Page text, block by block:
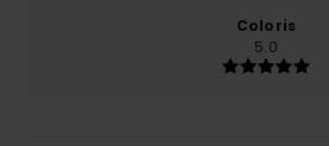
Coloris
5.0